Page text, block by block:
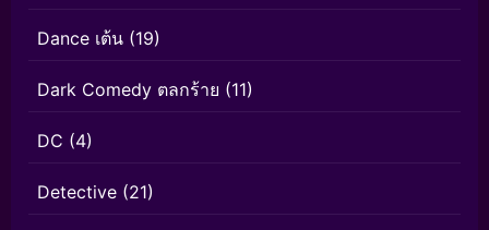
Dance เต้น (19)
Dark Comedy ตลกร้าย (11)
DC (4)
Detective (21)